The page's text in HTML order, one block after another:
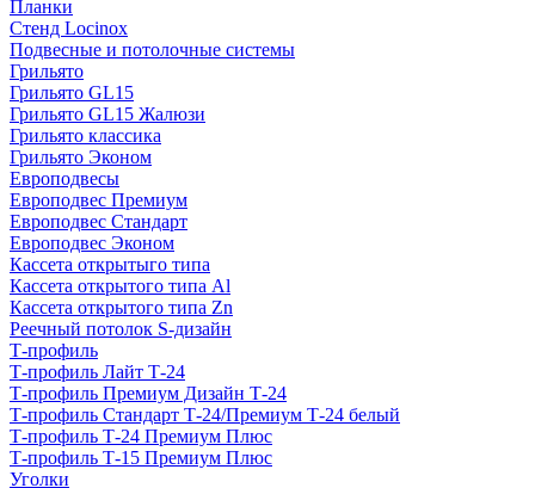
Планки
Стенд Locinox
Подвесные и потолочные системы
Грильято
Грильято GL15
Грильято GL15 Жалюзи
Грильято классика
Грильято Эконом
Европодвесы
Европодвес Премиум
Европодвес Стандарт
Европодвес Эконом
Кассета открытыго типа
Кассета открытого типа Al
Кассета открытого типа Zn
Реечный потолок S-дизайн
Т-профиль
Т-профиль Лайт Т-24
Т-профиль Премиум Дизайн Т-24
Т-профиль Стандарт Т-24/Премиум Т-24 белый
Т-профиль Т-24 Премиум Плюс
Т-профиль Т-15 Премиум Плюс
Уголки